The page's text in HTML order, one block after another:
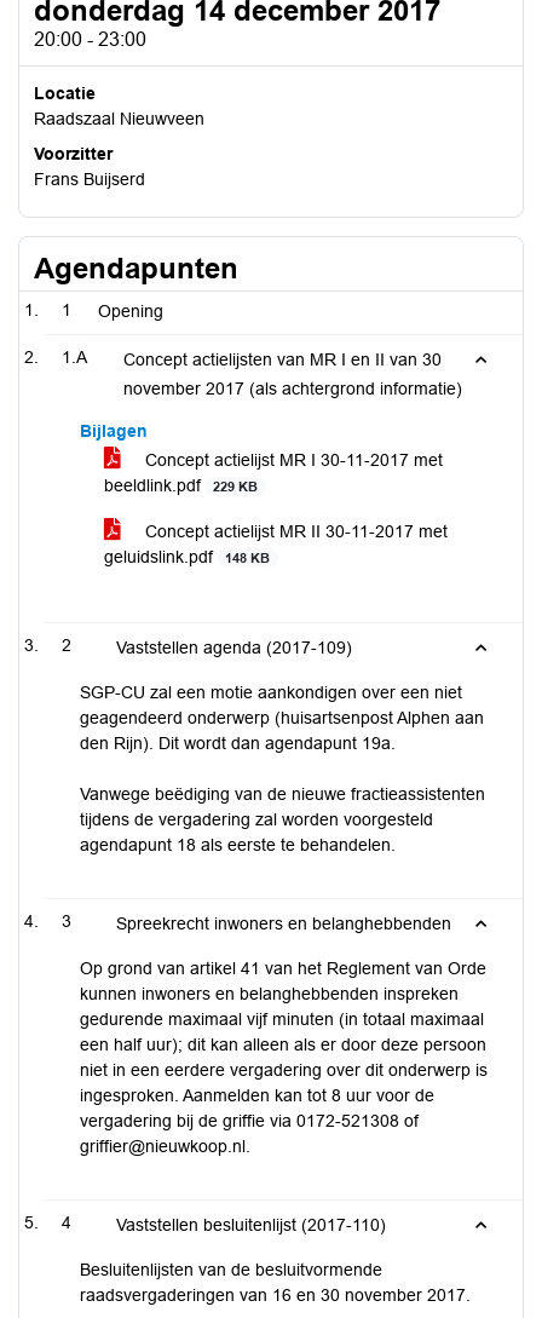
donderdag 14 december 2017
20:00 - 23:00
Locatie
Raadszaal Nieuwveen
Voorzitter
Frans Buijserd
Agendapunten
1 Opening
1.A
Concept actielijsten van MR I en II van 30
november 2017 (als achtergrond informatie)
Bijlagen
Concept actielijst MR I 30-11-2017 met
beeldlink.pdf
229 KB
Concept actielijst MR II 30-11-2017 met
geluidslink.pdf
148 KB
2 Vaststellen agenda (2017-109)
SGP-CU zal een motie aankondigen over een niet
geagendeerd onderwerp (huisartsenpost Alphen aan
den Rijn). Dit wordt dan agendapunt 19a.
Vanwege beëdiging van de nieuwe fractieassistenten
tijdens de vergadering zal worden voorgesteld
agendapunt 18 als eerste te behandelen.
3 Spreekrecht inwoners en belanghebbenden
Op grond van artikel 41 van het Reglement van Orde
kunnen inwoners en belanghebbenden inspreken
gedurende maximaal vijf minuten (in totaal maximaal
een half uur); dit kan alleen als er door deze persoon
niet in een eerdere vergadering over dit onderwerp is
ingesproken. Aanmelden kan tot 8 uur voor de
vergadering bij de griffie via 0172-521308 of
griffier@nieuwkoop.nl.
4 Vaststellen besluitenlijst (2017-110)
Besluitenlijsten van de besluitvormende
raadsvergaderingen van 16 en 30 november 2017.